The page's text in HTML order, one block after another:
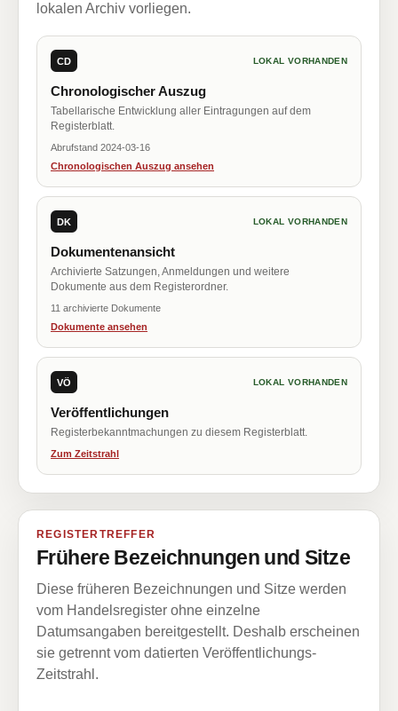
lokalen Archiv vorliegen.
CD LOKAL VORHANDEN
Chronologischer Auszug
Tabellarische Entwicklung aller Eintragungen auf dem
Registerblatt.
Abrufstand 2024-03-16
Chronologischen Auszug ansehen
DK LOKAL VORHANDEN
Dokumentenansicht
Archivierte Satzungen, Anmeldungen und weitere
Dokumente aus dem Registerordner.
11 archivierte Dokumente
Dokumente ansehen
VÖ LOKAL VORHANDEN
Veröffentlichungen
Registerbekanntmachungen zu diesem Registerblatt.
Zum Zeitstrahl
REGISTERTREFFER
Frühere Bezeichnungen und Sitze
Diese früheren Bezeichnungen und Sitze werden
vom Handelsregister ohne einzelne
Datumsangaben bereitgestellt. Deshalb erscheinen
sie getrennt vom datierten Veröffentlichungs-
Zeitstrahl.